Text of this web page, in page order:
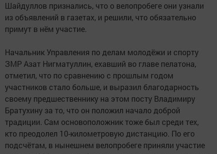
Шайдуллов признались, что о велопробеге они узнали
из объявлений в газетах, и решили, что обязательно
примут в нём участие.
Начальник Управления по делам молодёжи и спорту
ЗМР Азат Нигматуллин, ехавший во главе пелатона,
отметил, что по сравнению с прошлым годом
участников стало больше, и выразил благодарность
своему предшественнику на этом посту Владимиру
Братухину за то, что он положил начало доброй
традиции. Сам основоположник тоже был среди тех,
кто преодолел 10-километровую дистанцию. По его
подсчётам, в нынешнем велопробеге приняли участие